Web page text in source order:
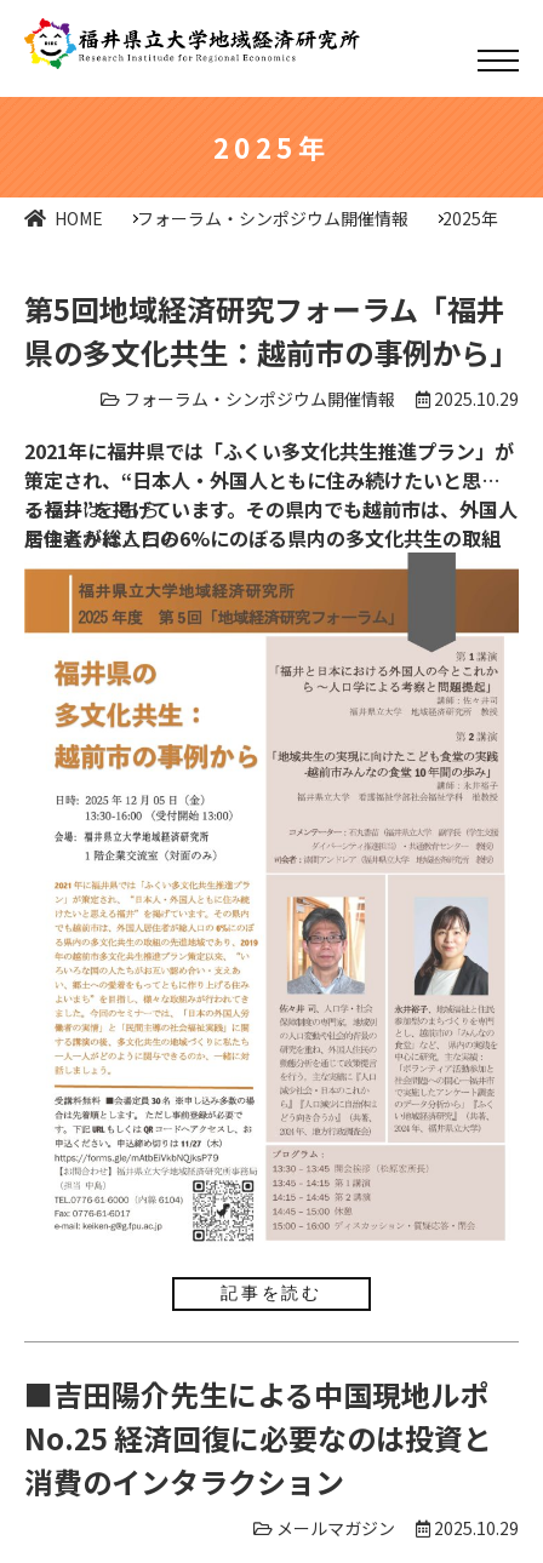
2025年
HOME フォーラム・シンポジウム開催情報 2025年
第5回地域経済研究フォーラム「福井
県の多文化共生：越前市の事例から」
フォーラム・シンポジウム開催情報 2025.10.29
2021年に福井県では「ふくい多文化共生推進プラン」が
策定され、“日本人・外国人ともに住み続けたいと思え
る福井”を掲げています。その県内でも越前市は、外国人
居住者が総人口の6%にのぼる県内の多文化共生の取組
の先進地域であり、2019年の越前市多文化共生推進プラ
ン策定以来、“いろいろな国の人たちがお互い認め合
い・支えあい、郷土への愛着をもってともに作り上げる
住みよいまち”を目指し、様々な取組みが行われてきま
した。今回のセミナーでは、「日本の外国人労働者の実
情」と「民間主導の社会福祉実践」に関する講演の後、
多文化共生の地域づくりに私たち一人一人がどのように
関与できるのか、一緒に対話しましょう。
チラシはこちら
お申込みはこちら
記事を読む
■吉田陽介先生による中国現地ルポ
No.25 経済回復に必要なのは投資と
消費のインタラクション
メールマガジン 2025.10.29